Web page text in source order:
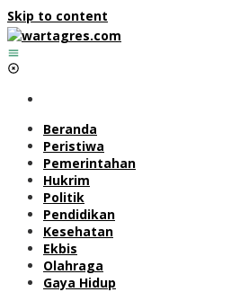
Skip to content
Beranda
Peristiwa
Pemerintahan
Hukrim
Politik
Pendidikan
Kesehatan
Ekbis
Olahraga
Gaya Hidup